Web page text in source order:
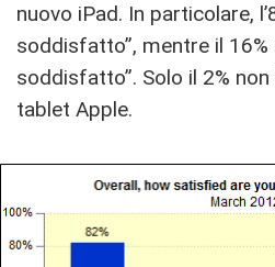
nuovo iPad. In particolare,
soddisfatto”, mentre il
soddisfatto”. Solo il 2%
tablet Apple.